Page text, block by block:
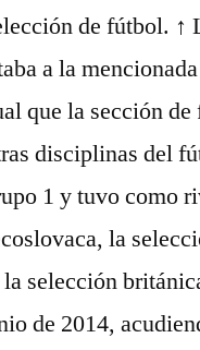
de fútbol. ↑
a la
que la sección
disciplinas del
1 y tuvo como
la
selección
de 2014,